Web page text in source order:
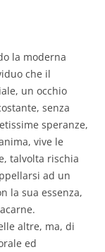
la moderna
che il
un occhio
senza
speranze,
vive le
talvolta rischia
ad un
la sua essenza,
altre, ma, di
ed